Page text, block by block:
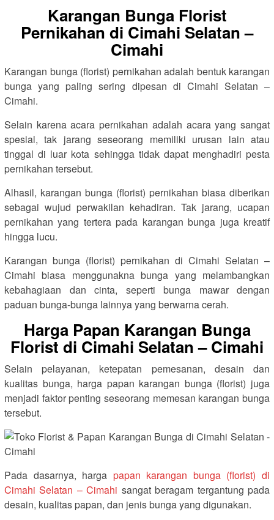
Karangan Bunga Florist
Pernikahan di Cimahi Selatan –
Cimahi
Karangan bunga (florist) pernikahan adalah bentuk karangan
bunga yang paling sering dipesan di Cimahi Selatan –
Cimahi.
Selain karena acara pernikahan adalah acara yang sangat
spesial, tak jarang seseorang memiliki urusan lain atau
tinggal di luar kota sehingga tidak dapat menghadiri pesta
pernikahan tersebut.
Alhasil, karangan bunga (florist) pernikahan biasa diberikan
sebagai wujud perwakilan kehadiran. Tak jarang, ucapan
pernikahan yang tertera pada karangan bunga juga kreatif
hingga lucu.
Karangan bunga (florist) pernikahan di Cimahi Selatan –
Cimahi biasa menggunakna bunga yang melambangkan
kebahagiaan dan cinta, seperti bunga mawar dengan
paduan bunga-bunga lainnya yang berwarna cerah.
Harga Papan Karangan Bunga
Florist di Cimahi Selatan – Cimahi
Selain pelayanan, ketepatan pemesanan, desain dan
kualitas bunga, harga papan karangan bunga (florist) juga
menjadi faktor penting seseorang memesan karangan bunga
tersebut.
Pada dasarnya, harga papan karangan bunga (florist) di
Cimahi Selatan – Cimahi sangat beragam tergantung pada
desain, kualitas papan, dan jenis bunga yang digunakan.